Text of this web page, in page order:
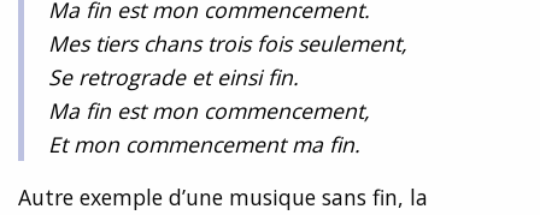
Ma fin est mon commencement.
Mes tiers chans trois fois seulement,
Se retrograde et einsi fin.
Ma fin est mon commencement,
Et mon commencement ma fin.
Autre exemple d’une musique sans fin, la